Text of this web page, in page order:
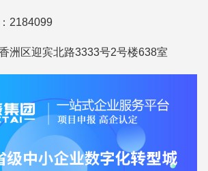
2184099
区迎宾北路3333号2号楼638室